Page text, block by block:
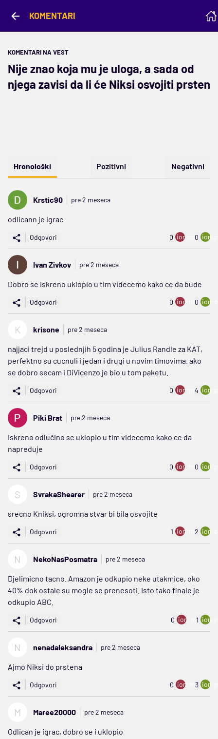
KOMENTARI
KOMENTARI NA VEST
Nije znao koja mu je uloga, a sada od
njega zavisi da li će Niksi osvojiti prsten
Hronološki Pozitivni Negativni
Krstic90 pre 2 meseca
odlicann je igrac
Odgovori 0 ion:minus
0
Ivan Zivkov pre 2 meseca
Dobro se iskreno uklopio u tim videcemo kako ce da bude
Odgovori 0 ion:minus
0
K krisone pre 2 meseca
najjaci trejd u poslednjih 5 godina je Julius Randle za KAT,
perfektno su cucnuli i jedan i drugi u novim timovima. ako
se dobro secam i DiVicenzo je bio u tom paketu.
Odgovori 0 ion:minus
4
Piki Brat pre 2 meseca
Iskreno odlučino se uklopio u tim videcemo kako ce da
napreduje
Odgovori 0 ion:minus
0
S SvrakaShearer pre 2 meseca
srecno Kniksi, ogromna stvar bi bila osvojite
Odgovori 1 ion:minus
2
N NekoNasPosmatra pre 2 meseca
Djelimicno tacno. Amazon je odkupio neke utakmice, oko
40% dok ostale su mogle se prenesoti. Isto tako finale je
odkupio ABC.
Odgovori 0 ion:minus
1
N nenadaleksandra pre 2 meseca
Ajmo Niksi do prstena
Odgovori 0 ion:minus
3
M Maree20000 pre 2 meseca
Odlican je igrac, dobro se i uklopio